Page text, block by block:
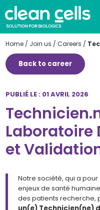
Home / Join us /Careers /
Back to career
PUBLIÉ LE : 01 AVRIL 2026
Laboratoire
et
Notre société, qui a
enjeux de santé
des patients recherche,